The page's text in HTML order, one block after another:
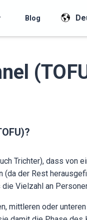
Blog
Trichter), dass von
(da der Rest
Vielzahl an
mittleren oder